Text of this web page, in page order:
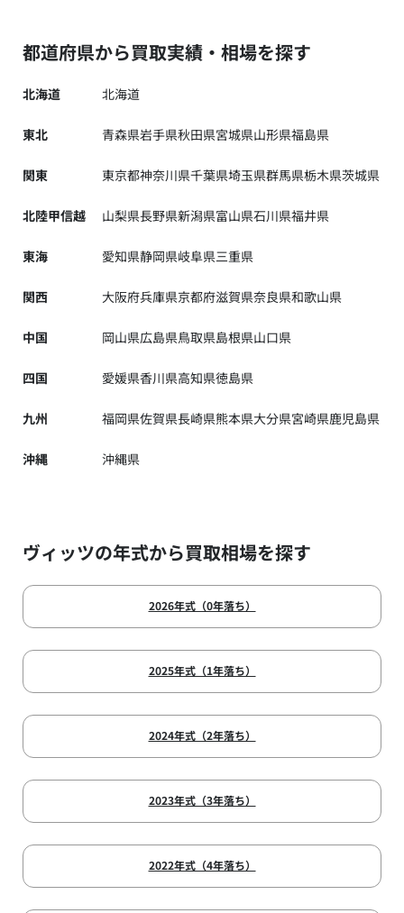
都道府県から買取実績・相場を探す
北海道 北海道
東北 青森県岩手県秋田県宮城県山形県福島県
関東 東京都神奈川県千葉県埼玉県群馬県栃木県茨城県
北陸甲信越 山梨県長野県新潟県富山県石川県福井県
東海 愛知県静岡県岐阜県三重県
関西 大阪府兵庫県京都府滋賀県奈良県和歌山県
中国 岡山県広島県鳥取県島根県山口県
四国 愛媛県香川県高知県徳島県
九州 福岡県佐賀県長崎県熊本県大分県宮崎県鹿児島県
沖縄 沖縄県
ヴィッツの年式から買取相場を探す
2026年式（0年落ち）
2025年式（1年落ち）
2024年式（2年落ち）
2023年式（3年落ち）
2022年式（4年落ち）